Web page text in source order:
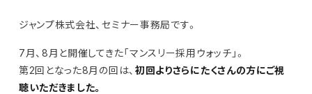
ジャンプ株式会社、セミナー事務局です。
7月、8月と開催してきた「マンスリー採用ウォッチ」。
第2回となった8月の回は、 初回よりさらにたくさんの方にご視
聴いただきました。